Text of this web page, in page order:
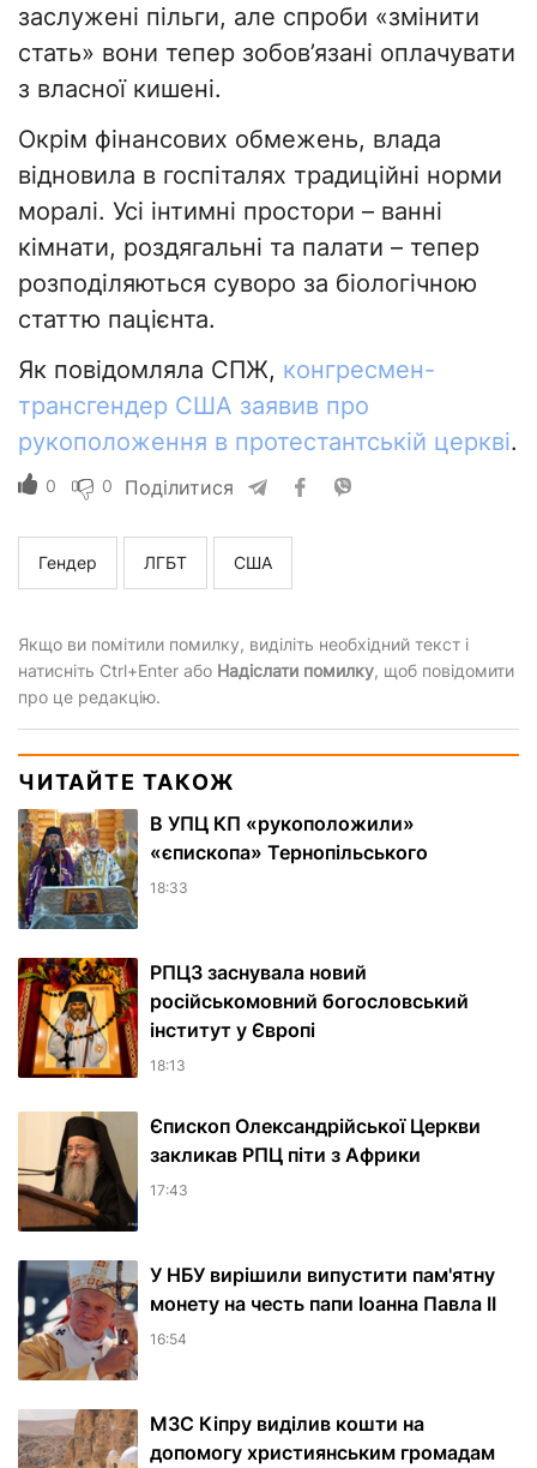
заслужені пільги, але спроби «змінити
стать» вони тепер зобов’язані оплачувати
з власної кишені.
Окрім фінансових обмежень, влада
відновила в госпіталях традиційні норми
моралі. Усі інтимні простори – ванні
кімнати, роздягальні та палати – тепер
розподіляються суворо за біологічною
статтю пацієнта.
Як повідомляла СПЖ, конгресмен-
трансгендер США заявив про
рукоположення в протестантській церкві.
0 0 Поділитися
Гендер ЛГБТ США
Якщо ви помітили помилку, виділіть необхідний текст і
натисніть Ctrl+Enter або Надіслати помилку, щоб повідомити
про це редакцію.
ЧИТАЙТЕ ТАКОЖ
В УПЦ КП «рукоположили»
«єпископа» Тернопільського
18:33
РПЦЗ заснувала новий
російськомовний богословський
інститут у Європі
18:13
Єпископ Олександрійської Церкви
закликав РПЦ піти з Африки
17:43
У НБУ вирішили випустити пам'ятну
монету на честь папи Іоанна Павла II
16:54
МЗС Кіпру виділив кошти на
допомогу християнським громадам